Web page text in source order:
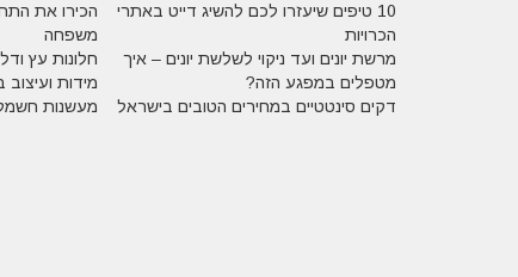
10 טיפים שיעזרו לכם להשיג דייט באתרי
הכרויות
הכירו את
משפחה
מרשת יונים ועד ניקוי לשלשת יונים – איך
מטפלים במפגע הזה?
חלונות עץ
מידות
דקים סינטטיים במחירים הטובים בישראל
מעשנות